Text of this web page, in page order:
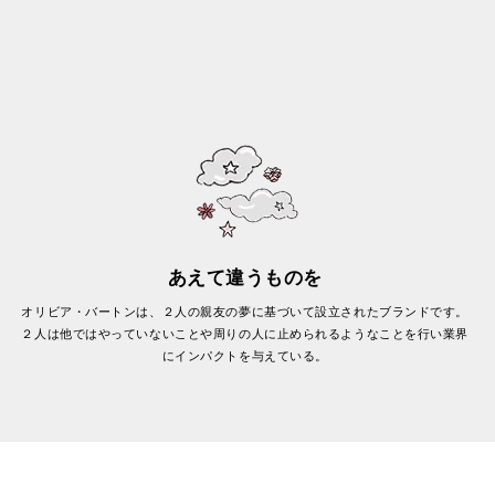
あえて違うものを
オリビア・バートンは、２人の親友の夢に基づいて設立されたブランドです。
２人は他ではやっていないことや周りの人に止められるようなことを行い業界
にインパクトを与えている。